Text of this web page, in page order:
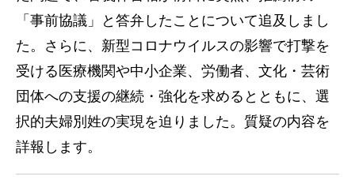
「事前協議」と答弁したことについて追及しまし
た。さらに、新型コロナウイルスの影響で打撃を
受ける医療機関や中小企業、労働者、文化・芸術
団体への支援の継続・強化を求めるとともに、選
択的夫婦別姓の実現を迫りました。質疑の内容を
詳報します。